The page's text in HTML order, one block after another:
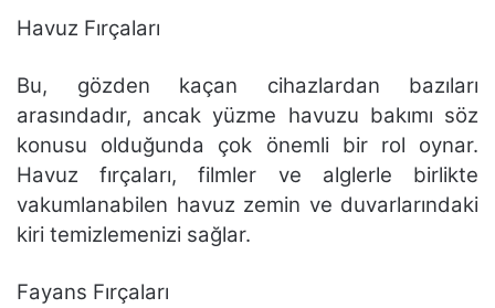
Havuz Fırçaları
Bu, gözden kaçan cihazlardan bazıları
arasındadır, ancak yüzme havuzu bakımı söz
konusu olduğunda çok önemli bir rol oynar.
Havuz fırçaları, filmler ve alglerle birlikte
vakumlanabilen havuz zemin ve duvarlarındaki
kiri temizlemenizi sağlar.
Fayans Fırçaları